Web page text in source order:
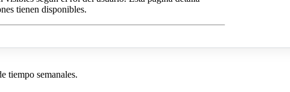
tienen disponibles.
tiempo semanales.